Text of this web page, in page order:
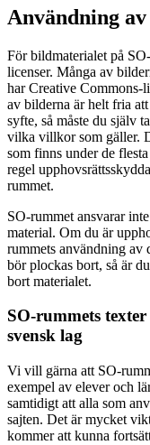
Användning
För bildmaterialet på
licenser. Många av
har Creative Commons-
av bilderna är helt fria
syfte, så måste du själv
vilka villkor som gäller.
som finns under de
regel
rummet.
SO-rummet ansvarar
material. Om du är
rummets användning av
bör plockas bort, så är
bort materialet.
SO-rummets
svensk lag
Vi vill gärna att SO-
exempel av elever och
samtidigt att alla som
sajten. Det är mycket
kommer att kunna